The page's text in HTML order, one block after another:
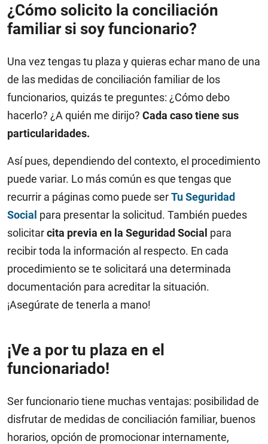
¿Cómo solicito la conciliación
familiar si soy funcionario?
Una vez tengas tu plaza y quieras echar mano de una
de las medidas de conciliación familiar de los
funcionarios, quizás te preguntes: ¿Cómo debo
hacerlo? ¿A quién me dirijo? Cada caso tiene sus
particularidades.
Así pues, dependiendo del contexto, el procedimiento
puede variar. Lo más común es que tengas que
recurrir a páginas como puede serTu Seguridad
Social para presentar la solicitud. También puedes
solicitarcita previa en la Seguridad Social para
recibir toda la información al respecto. En cada
procedimiento se te solicitará una determinada
documentación para acreditar la situación.
¡Asegúrate de tenerla a mano!
¡Ve a por tu plaza en el
funcionariado!
Ser funcionario tiene muchas ventajas: posibilidad de
disfrutar de medidas de conciliación familiar, buenos
horarios, opción de promocionar internamente,